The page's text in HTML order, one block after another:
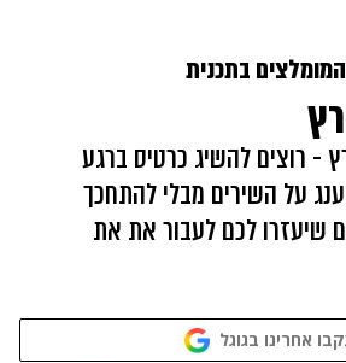
בתכנית
- רוצים להשיג כרטיס ברגע
על השירים מבלי להתחכך
שיעזרו לכם לעבור את את
אחרינו בגוגל